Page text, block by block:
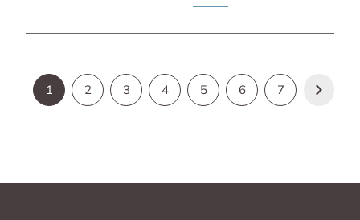
1 2 3 4 5 6 7